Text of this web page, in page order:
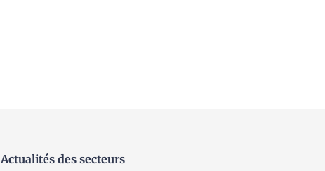
Actualités des secteurs